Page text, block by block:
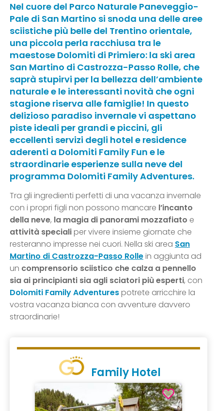
Nel cuore del Parco Naturale Paneveggio-
Pale di San Martino si snoda una delle aree
sciistiche più belle del Trentino orientale,
una piccola perla racchiusa tra le
maestose Dolomiti di Primiero: la ski area
San Martino di Castrozza-Passo Rolle, che
saprà stupirvi per la bellezza dell’ambiente
naturale e le interessanti novità che ogni
stagione riserva alle famiglie! In questo
delizioso paradiso invernale vi aspettano
piste ideali per grandi e piccini, gli
eccellenti servizi degli hotel e residence
aderenti a Dolomiti Family Fun e le
straordinarie esperienze sulla neve del
programma Dolomiti Family Adventures.
Tra gli ingredienti perfetti di una vacanza invernale
con i propri figli non possono mancare l’incanto
della neve, la magia di panorami mozzafiato e
attività specialiper vivere insieme giornate che
resteranno impresse nei cuori. Nella ski area San
Martino di Castrozza-Passo Rollein aggiunta ad
un comprensorio sciistico che calza a pennello
sia ai principianti sia agli sciatori più esperti, con
Dolomiti Family Adventurespotrete arricchire la
vostra vacanza bianca con avventure davvero
straordinarie!
Family Hotel